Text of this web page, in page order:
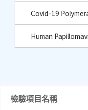
Covid-19
Human
檢驗項目名稱